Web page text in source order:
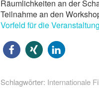
Räumlichkeiten an der
Teilnahme an den
Vorfeld für die
Schlagwörter: Internationale